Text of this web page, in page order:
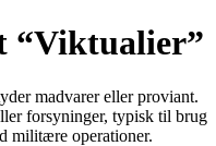
“Viktualier”
madvarer eller proviant.
forsyninger, typisk til brug
militære operationer.